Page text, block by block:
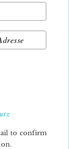
4
to confirm